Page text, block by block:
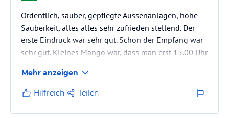
Ordentlich, sauber, gepflegte Aussenanlagen, hohe
Sauberkeit, alles alles sehr zufrieden stellend. Der
erste Eindruck war sehr gut. Schon der Empfang war
sehr gut. Kleines Mango war, dass man erst 15.00 Uhr
zielstrebig bearbeitet und gelöst.
Mehr anzeigen
Hilfreich Teilen